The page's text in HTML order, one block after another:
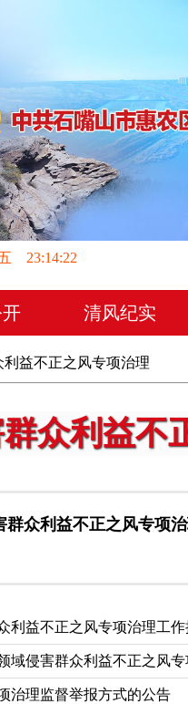
23:14:22
清风纪实
益不正之风专项治理
众利益不
群众利益不正之风专项
利益不正之风专项治理工
域侵害群众利益不正之风
治理监督举报方式的公告